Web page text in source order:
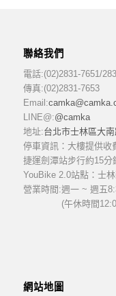
聯絡我們
電話:(02)2831-7651/
傳真:(02)2831-7653
Email:
LINE@:@camka
地址:台北市士林區大
停車資訊：大樓提供收
捷運劍潭站步行約15分
YouBike 2.0站點：士
營業時間:週一 ~ 週五
(午休時間
網站地圖